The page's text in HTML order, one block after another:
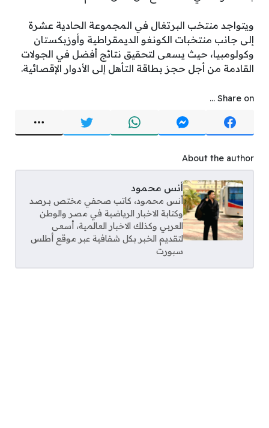
ويتواجد منتخب البرتغال في المجموعة الحادية عشرة
إلى جانب منتخبات الكونغو الديمقراطية وأوزبكستان
وكولومبيا، حيث يسعى لتحقيق نتائج أفضل في الجولات
القادمة من أجل حجز بطاقة التأهل إلى الأدوار الإقصائية.
Share on ...
About the author
أنس محمود
أنس محمود، كاتب صحفي مختص بـرصد
وكتابة الاخبار الرياضية في مصر والوطن
العربي وكذلك الاخبار العالمية، أسعى
لتقديم الخبر بكل شفافية عبر موقع أطلس
سبورت